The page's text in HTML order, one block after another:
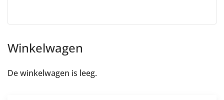
Winkelwagen
De winkelwagen is leeg.